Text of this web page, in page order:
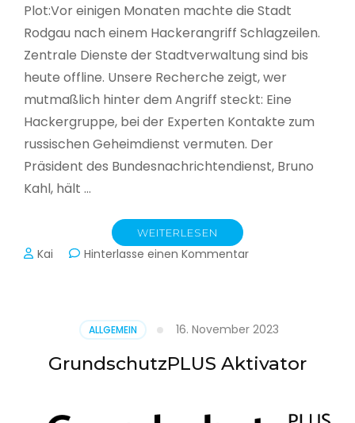
Plot:Vor einigen Monaten machte die Stadt
Rodgau nach einem Hackerangriff Schlagzeilen.
Zentrale Dienste der Stadtverwaltung sind bis
heute offline. Unsere Recherche zeigt, wer
mutmaßlich hinter dem Angriff steckt: Eine
Hackergruppe, bei der Experten Kontakte zum
russischen Geheimdienst vermuten. Der
Präsident des Bundesnachrichtendienst, Bruno
Kahl, hält …
WEITERLESEN
Kai Hinterlasse einen Kommentarzu
Schlacht
im
Netz
ALLGEMEIN 16. November 2023
GrundschutzPLUS Aktivator